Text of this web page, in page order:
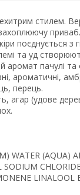
стилем.
та уд
аромат пачулі
ароматичні,
перець.
агар (удове
WATER (AQUA)
LINALOOL